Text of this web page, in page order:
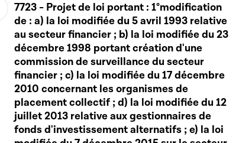
7723 - Projet de loi portant : 1°modification
de : a) la loi modifiée du 5 avril 1993 relative
au secteur financier ; b) la loi modifiée du 23
décembre 1998 portant création d'une
commission de surveillance du secteur
financier ; c) la loi modifiée du 17 décembre
2010 concernant les organismes de
placement collectif ; d) la loi modifiée du 12
juillet 2013 relative aux gestionnaires de
fonds d'investissement alternatifs ; e) la loi